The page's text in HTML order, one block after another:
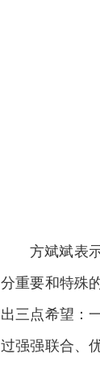
方斌斌表
分重要和特殊
出三点希望：
过强强联合、